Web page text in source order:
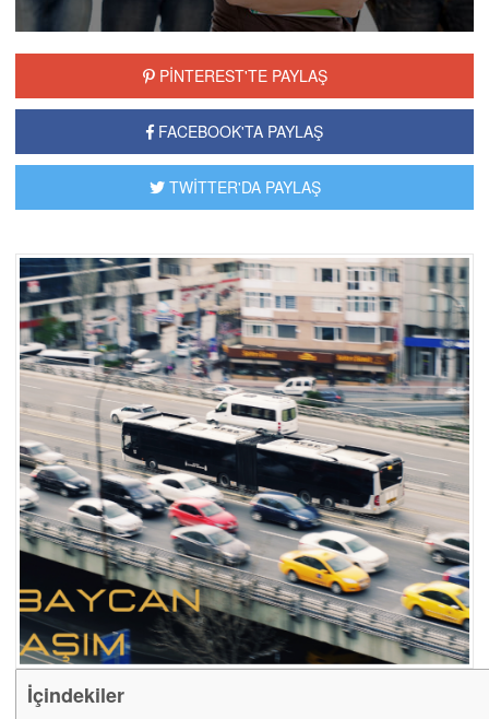
PİNTEREST'TE PAYLAŞ
FACEBOOK'TA PAYLAŞ
TWİTTER'DA PAYLAŞ
İçindekiler